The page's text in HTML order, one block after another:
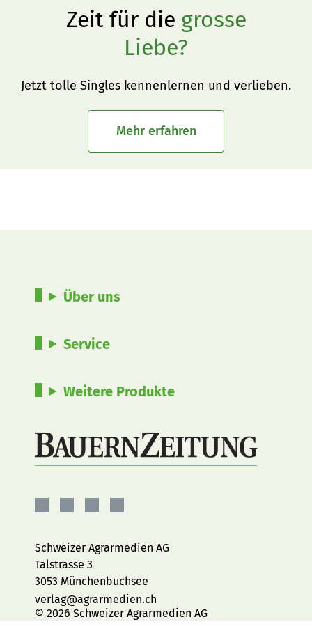
Zeit für die grosse
Liebe?
Jetzt tolle Singles kennenlernen und verlieben.
Mehr erfahren
Über uns
Service
Weitere Produkte
Facebook
Instagram
YouTubeLinkedIn
Schweizer Agrarmedien AG
Talstrasse 3
3053 Münchenbuchsee
verlag@agrarmedien.ch
© 2026 Schweizer Agrarmedien AG